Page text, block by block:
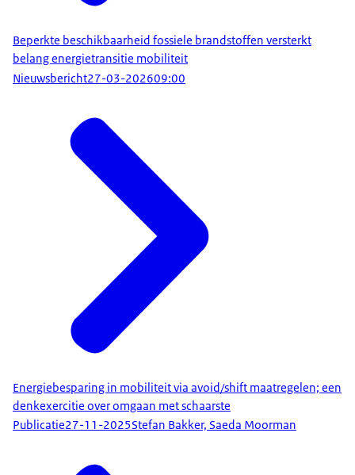
Beperkte beschikbaarheid fossiele brandstoffen versterkt
belang energietransitie mobiliteit
Nieuwsbericht27-03-202609:00
Energiebesparing in mobiliteit via avoid/shift maatregelen; een
denkexercitie over omgaan met schaarste
Publicatie27-11-2025Stefan Bakker, Saeda Moorman